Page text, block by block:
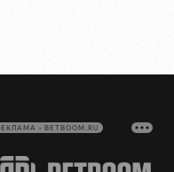
• BETBOOM.RU